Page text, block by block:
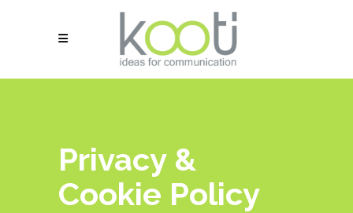
Privacy &
Cookie Policy